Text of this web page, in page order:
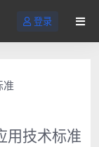
登录
用技术标准